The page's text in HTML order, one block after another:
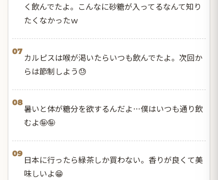
く飲んでたよ。こんなに砂糖が入ってるなんて知り
たくなかったｗ
07
カルピスは喉が渇いたらいつも飲んでたよ。次回か
らは節制しよう😓
08
暑いと体が糖分を欲するんだよ…僕はいつも通り飲
むよ🤪🤪
09
日本に行ったら緑茶しか買わない。香りが良くて美
味しいよ😁